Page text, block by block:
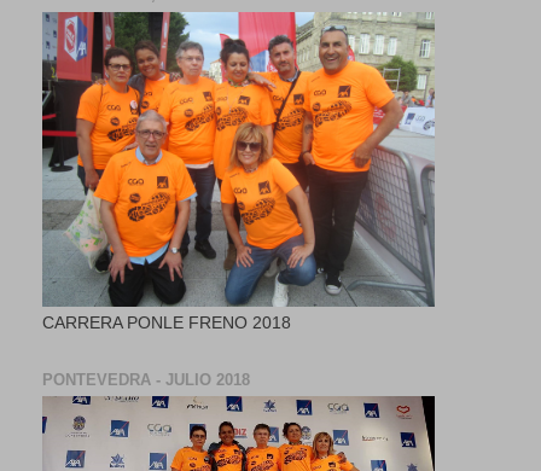
CARRERA PONLE FRENO 2018
PONTEVEDRA - JULIO 2018